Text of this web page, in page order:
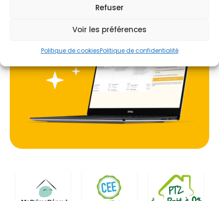
Refuser
Voir les préférences
Politique de cookiesPolitique de confidentialité